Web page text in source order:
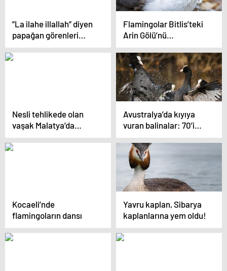
”La ilahe illallah” diyen
papağan görenleri
hayrete düşürüyor
Flamingolar Bitlis’teki
Arin Gölü’nü
renklendirdi
Nesli tehlikede olan
vaşak Malatya’da
görüntülendi
Avustralya’da kıyıya
vuran balinalar: 70’i
kurtarıldı, 380’i öldü
Kocaeli’nde
flamingoların dansı
Yavru kaplan, Sibarya
kaplanlarına yem oldu!